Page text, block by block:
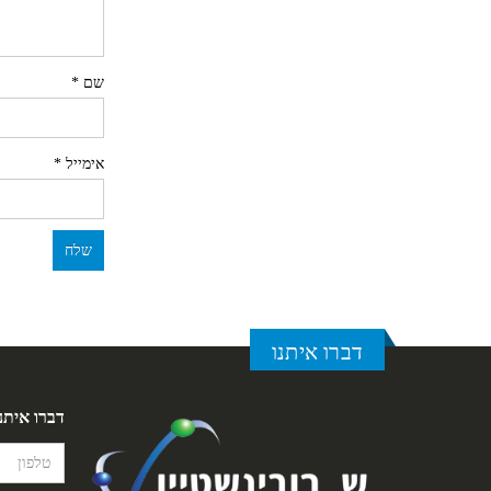
שם*
אימייל*
דברו איתנו
דברו